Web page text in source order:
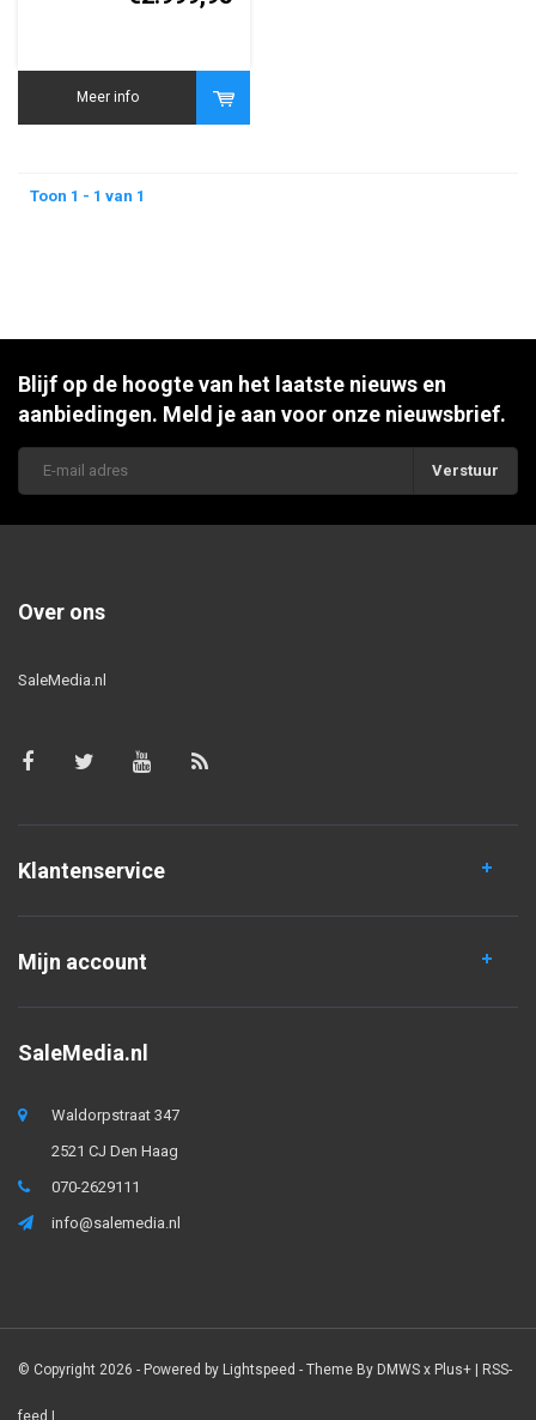
Meer info
Toon 1 - 1 van 1
Blijf op de hoogte van het laatste nieuws en
aanbiedingen. Meld je aan voor onze nieuwsbrief.
Verstuur
Over ons
SaleMedia.nl
Klantenservice
Mijn account
SaleMedia.nl
Waldorpstraat 347
2521 CJ Den Haag
070-2629111
info@salemedia.nl
© Copyright 2026 - Powered by Lightspeed - Theme By DMWS x Plus+ | RSS-
feed |